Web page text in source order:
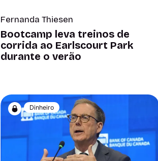
Fernanda Thiesen
Bootcamp leva treinos de
corrida ao Earlscourt Park
durante o verão
Dinheiro